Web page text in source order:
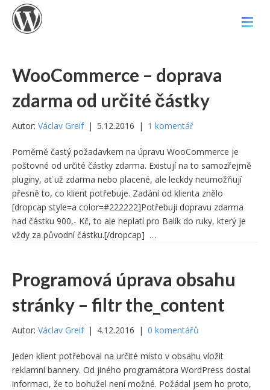
WooCommerce – doprava
zdarma od určité částky
Autor: Václav Greif | 5.12.2016 | 1 komentář
Poměrně častý požadavkem na úpravu WooCommerce je
poštovné od určité částky zdarma. Existují na to samozřejmě
pluginy, ať už zdarma nebo placené, ale leckdy neumožňují
přesně to, co klient potřebuje. Zadání od klienta znělo
[dropcap style=a color=#222222]Potřebuji dopravu zdarma
nad částku 900,- Kč, to ale neplatí pro Balík do ruky, který je
vždy za původní částku.[/dropcap] …
Programová úprava obsahu
stránky – filtr the_content
Autor: Václav Greif | 4.12.2016 | 0 komentářů
Jeden klient potřeboval na určité místo v obsahu vložit
reklamní bannery. Od jiného programátora WordPress dostal
informaci, že to bohužel není možné. Požádal jsem ho proto,